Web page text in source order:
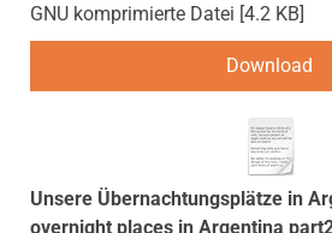
GNU komprimierte Datei 4.2 KB
Download
Unsere Übernachtungsplätze in
overnight places in Argentina